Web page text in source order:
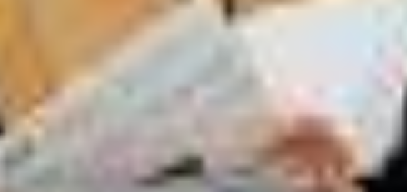
O Cucurucho acertou em cheio | A Praça é Nossa
O João Plenário foi assaltado | A Praça é Nossa
O Valmir tem tração nas quatro rodas | A Praça é Nossa
A Bastiana pegou o Chico no flagra | A Praça é Nossa